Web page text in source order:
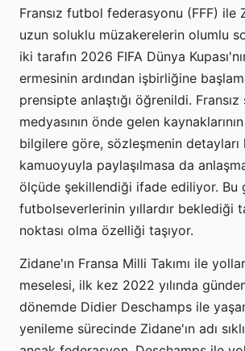
Fransız futbol federasyonu (FFF) ile
uzun soluklu müzakerelerin olumlu
iki tarafın 2026 FIFA Dünya
ermesinin ardından işbirliğine
prensipte anlaştığı öğrenildi. Fransız
medyasının önde gelen
bilgilere göre, sözleşmenin detayları
kamuoyuyla paylaşılmasa da
ölçüde şekillendiği ifade ediliyor. Bu
futbolseverlerinin yıllardır beklediği
noktası olma özelliği taşıyor.
Zidane'ın Fransa Milli Takımı ile
meselesi, ilk kez 2022 yılında
dönemde Didier Deschamps ile
yenileme sürecinde Zidane'ın adı